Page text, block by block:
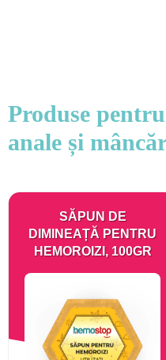
Produse
anale și
SĂPUN DE
DIMINEAȚĂ PENTRU
HEMOROIZI, 100GR